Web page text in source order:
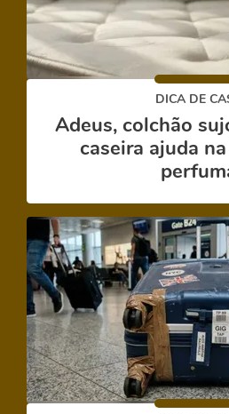
DICA DE
Adeus, colchão
caseira ajuda